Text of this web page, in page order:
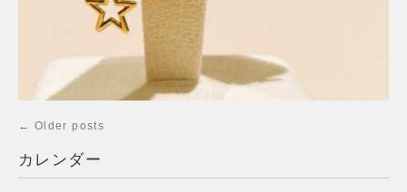
← Older posts
カレンダー